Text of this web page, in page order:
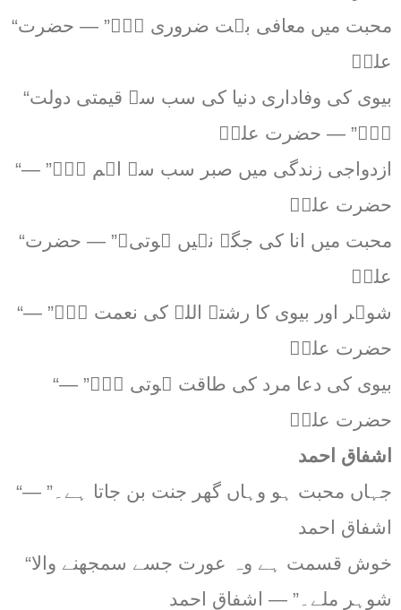
“محبت میں معافی بہت ضروری ہے۔” — حضرت
علیؓ
“بیوی کی وفاداری دنیا کی سب سے قیمتی دولت
ہے۔” — حضرت علیؓ
“ازدواجی زندگی میں صبر سب سے اہم ہے۔” —
حضرت علیؓ
“محبت میں انا کی جگہ نہیں ہوتی۔” — حضرت
علیؓ
“شوہر اور بیوی کا رشتہ اللہ کی نعمت ہے۔” —
حضرت علیؓ
“بیوی کی دعا مرد کی طاقت ہوتی ہے۔” —
حضرت علیؓ
اشفاق احمد
“جہاں محبت ہو وہاں گھر جنت بن جاتا ہے۔” —
اشفاق احمد
“خوش قسمت ہے وہ عورت جسے سمجھنے والا
شوہر ملے۔” — اشفاق احمد